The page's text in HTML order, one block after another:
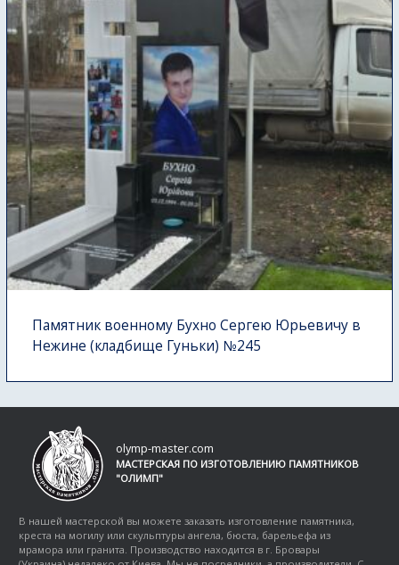
Памятник военному Бухно Сергею Юрьевичу в
Нежине (кладбище Гуньки) №245
olymp-master.com
МАСТЕРСКАЯ ПО ИЗГОТОВЛЕНИЮ ПАМЯТНИКОВ
"ОЛИМП"
В нашей мастерской вы можете заказать изготовление памятника,
креста на могилу или скульптуры ангела, бюста, барельефа из
мрамора или гранита. Производство находится в г. Бровары